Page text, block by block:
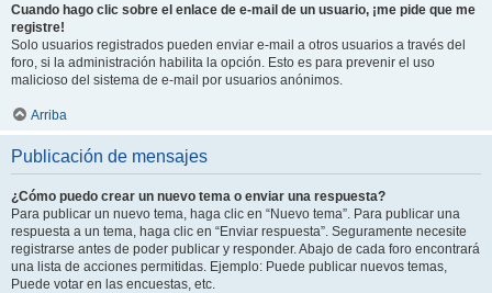
Cuando hago clic sobre el enlace de e-mail de un usuario, ¡me pide que me
registre!
Solo usuarios registrados pueden enviar e-mail a otros usuarios a través del
foro, si la administración habilita la opción. Esto es para prevenir el uso
malicioso del sistema de e-mail por usuarios anónimos.
Arriba
Publicación de mensajes
¿Cómo puedo crear un nuevo tema o enviar una respuesta?
Para publicar un nuevo tema, haga clic en “Nuevo tema”. Para publicar una
respuesta a un tema, haga clic en “Enviar respuesta”. Seguramente necesite
registrarse antes de poder publicar y responder. Abajo de cada foro encontrará
una lista de acciones permitidas. Ejemplo: Puede publicar nuevos temas,
Puede votar en las encuestas, etc.